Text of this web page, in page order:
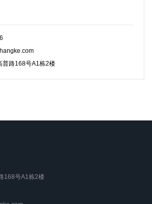
普路168号A1栋2楼
168号A1栋2楼